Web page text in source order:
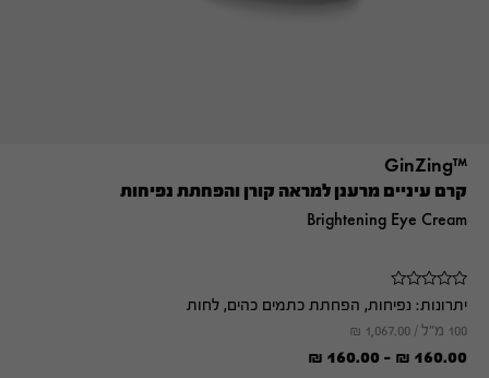
™GinZing
קרם עיניים מרענן למראה קורן והפחתת נפיחות
Brightening Eye Cream
יתרונות: נפיחות, הפחתת כתמים כהים, לחות
100 מ"ל / ₪ 1,067.00
₪ 160.00
-
₪ 160.00